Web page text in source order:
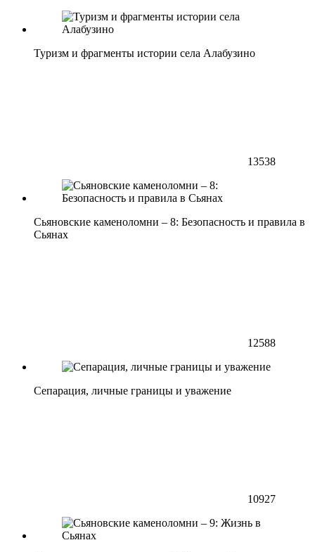
Туризм и фрагменты истории села Алабузино
13538
Сьяновские каменоломни – 8: Безопасность и правила в
Сьянах
12588
Сепарация, личные границы и уважение
10927